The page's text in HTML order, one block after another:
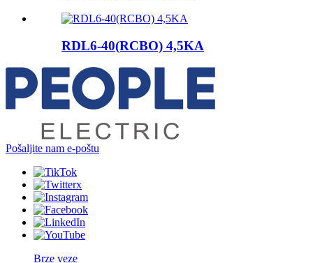
RDL6-40(RCBO) 4,5KA
Pošaljite nam e-poštu
Brze veze